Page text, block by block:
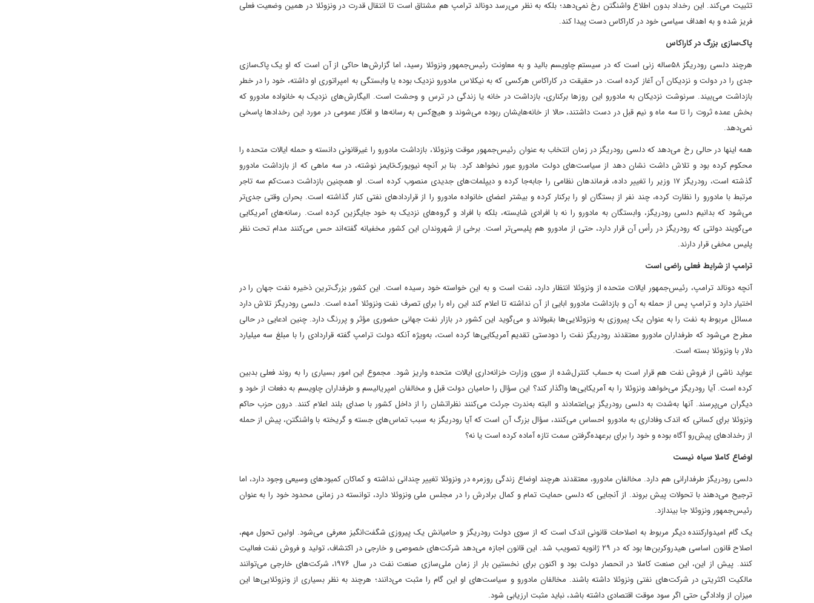
تثبیت می‌کند. این رخداد بدون اطلاع واشنگتن رخ نمی‌دهد؛ بلکه به نظر می‌رسد دونالد ترامپ هم مشتاق است تا انتقال قدرت در ونزوئلا در همین وضعیت فعلی
فریز شده و به اهداف سیاسی خود در کاراکاس دست پیدا کند.
پاک‌سازی بزرگ در کاراکاس
هرچند دلسی رودریگز ۵۸‌ساله زنی است که در سیستم چاویسم بالید و به معاونت رئیس‌جمهور ونزوئلا رسید، اما گزارش‌ها حاکی از آن است که او یک پاک‌سازی
جدی را در دولت و نزدیکان آن آغاز کرده است. در حقیقت در کاراکاس هرکسی که به نیکلاس مادورو نزدیک بوده یا وابستگی به امپراتوری او داشته، خود را در خطر
بازداشت می‌بیند. سرنوشت نزدیکان به مادورو این روزها برکناری، بازداشت در خانه یا زندگی در ترس و وحشت است. الیگارش‌های نزدیک به خانواده مادورو که
بخش عمده ثروت را تا سه ماه و نیم قبل در دست داشتند، حالا از خانه‌هایشان ربوده می‌شوند و هیچ‌کس به رسانه‌ها و افکار عمومی در مورد این رخدادها پاسخی
نمی‌دهد.
همه اینها در حالی رخ می‌دهد که دلسی رودریگز در زمان انتخاب به‌ عنوان رئیس‌جمهور موقت ونزوئلا، بازداشت مادورو را غیرقانونی دانسته و حمله ایالات متحده را
محکوم کرده بود و تلاش داشت نشان دهد از سیاست‌های دولت مادورو عبور نخواهد کرد. بنا‌ بر آنچه نیویورک‌تایمز نوشته، در سه ماهی که از بازداشت مادورو
گذشته است، رودریگز ۱۷ وزیر را تغییر داده، فرماندهان نظامی را جابه‌جا کرده و دیپلمات‌های جدیدی منصوب کرده است. او همچنین بازداشت دست‌کم سه تاجر
مرتبط با مادورو را نظارت کرده، چند نفر از بستگان او را برکنار کرده و بیشتر اعضای خانواده‌ مادورو را از قراردادهای نفتی کنار گذاشته است. بحران وقتی جدی‌تر
می‌شود که بدانیم دلسی رودریگز، وابستگان به مادورو را نه با افرادی شایسته، بلکه با افراد و گروه‌های نزدیک به خود جایگزین کرده است. رسانه‌های آمریکایی
می‌گویند‌ دولتی که رودریگز در رأس آن قرار دارد، حتی از مادورو هم پلیسی‌تر است. برخی از شهروندان این کشور مخفیانه گفته‌اند‌ حس می‌کنند مدام تحت ‌نظر
پلیس مخفی قرار دارند.
ترامپ از شرایط فعلی راضی است
آنچه‌ دونالد ترامپ، رئیس‌جمهور ایالات متحده‌ از ونزوئلا انتظار دارد، نفت است و به این خواسته خود رسیده است. این کشور بزرگ‌ترین ذخیره نفت جهان را در
اختیار دارد و ترامپ پس از حمله به آن و بازداشت مادورو ابایی از آن نداشته تا اعلام کند این راه را برای تصرف نفت ونزوئلا آمده است. دلسی رودریگز تلاش دارد‌
مسائل مربوط به نفت را به عنوان یک پیروزی به ونزوئلایی‌ها بقبولاند و می‌گوید این کشور در بازار نفت جهانی حضوری مؤثر و پررنگ دارد. چنین ادعایی در حالی
مطرح می‌شود که طرفداران مادورو معتقدند رودریگز نفت را دو‌دستی تقدیم آمریکایی‌ها کرده است، به‌ویژه آنکه دولت ترامپ گفته قراردادی را با مبلغ سه میلیارد
دلار با ونزوئلا بسته است.
عواید ناشی از فروش نفت هم قرار است به حساب کنترل‌شده از سوی وزارت خزانه‌داری ایالات‌ متحده واریز شود. مجموع این امور بسیاری را به روند فعلی بدبین
کرده است. آیا رودریگز می‌خواهد ونزوئلا را به آمریکایی‌ها واگذار کند؟ این سؤال را حامیان دولت قبل و مخالفان امپریالیسم و طرفداران چاویسم به دفعات از خود و
دیگران می‌پرسند. آنها به‌شدت به دلسی رودریگز بی‌اعتمادند و البته به‌ندرت جرئت می‌کنند‌ نظراتشان را از داخل کشور با صدای بلند اعلام کنند. درون حزب حاکم
ونزوئلا برای کسانی که اندک وفاداری به مادورو احساس می‌کنند، سؤال بزرگ آن است که آیا رودریگز به سبب تماس‌های جسته و گریخته با واشنگتن، پیش از حمله
از رخدادهای پیش‌رو آگاه بوده و خود را برای برعهده‌گرفتن سمت تازه آماده کرده است یا نه؟
اوضاع کاملا سیاه نیست
دلسی رودریگز طرفدارانی هم دارد. مخالفان مادورو، معتقدند‌ هرچند اوضاع زندگی روزمره در ونزوئلا تغییر چندانی نداشته و کماکان کمبودهای وسیعی وجود دارد، اما
ترجیح می‌دهند با تحولات پیش بروند. از آنجایی که دلسی حمایت تمام و کمال برادرش را در مجلس ملی ونزوئلا دارد، توانسته در زمانی محدود خود را به‌ عنوان
رئیس‌جمهور ونزوئلا جا بیندازد.
یک گام امیدوارکننده دیگر مربوط به اصلاحات قانونی اندک است که از سوی دولت رودریگز و حامیانش یک پیروزی شگفت‌انگیز معرفی می‌شود. اولین تحول مهم،
اصلاح قانون اساسی هیدروکربن‌ها بود که در ۲۹ ژانویه تصویب شد. این قانون اجازه می‌دهد شرکت‌های خصوصی و خارجی در اکتشاف، تولید و فروش نفت فعالیت
کنند. پیش از این، این صنعت کاملا در انحصار دولت بود و اکنون برای نخستین بار از زمان ملی‌سازی صنعت نفت در سال ۱۹۷۶، شرکت‌های خارجی می‌توانند
مالکیت اکثریتی در شرکت‌های نفتی ونزوئلا داشته باشند. مخالفان مادورو و سیاست‌های او این گام را مثبت می‌دانند؛ هر‌چند به نظر بسیاری از ونزوئلایی‌ها این
میزان از وادادگی حتی اگر سود موقت اقتصادی داشته باشد، نباید مثبت ارزیابی شود.